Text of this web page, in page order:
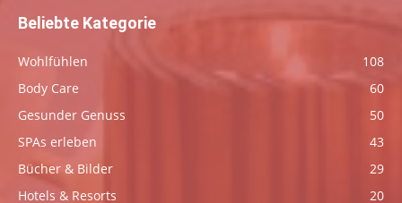
Beliebte Kategorie
Wohlfühlen
108
Body Care
60
Gesunder Genuss
50
SPAs erleben
43
Bücher & Bilder
29
Hotels & Resorts
20